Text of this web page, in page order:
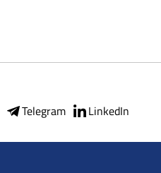
Telegram LinkedIn